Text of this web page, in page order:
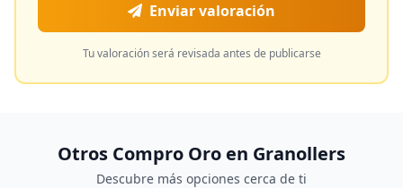
Enviar valoración
Tu valoración será revisada antes de publicarse
Otros Compro Oro en Granollers
Descubre más opciones cerca de ti